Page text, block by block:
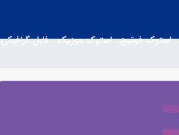
استوک فوتیج استوک موزیک فایل گرافیکی